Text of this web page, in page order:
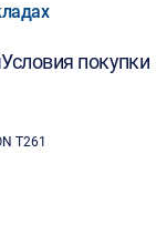
Условия покупки
T261